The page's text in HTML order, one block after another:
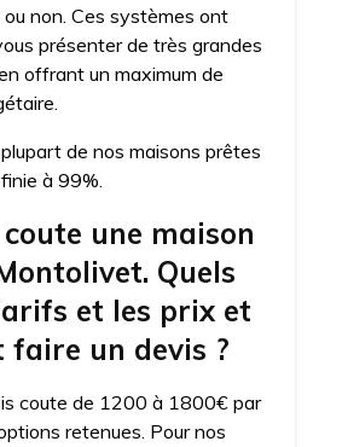
non. Ces systèmes ont
présenter de très grandes
offrant un maximum de
de nos maisons prêtes
à 99%.
une maison
Quels
et les prix et
faire un devis ?
coute de 1200 à 1800€ par
retenues. Pour nos